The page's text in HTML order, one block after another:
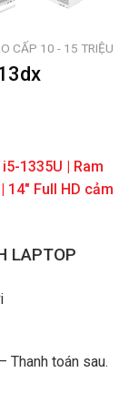
CẤP 10 - 15 TRIỆU
1335U | Ram
14″ Full HD cảm
LAPTOP
Thanh toán sau.